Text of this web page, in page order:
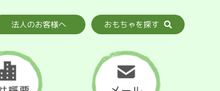
法人のお客様へ おもちゃを探す